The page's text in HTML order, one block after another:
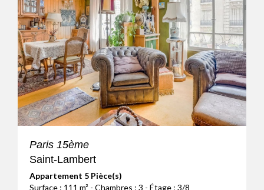
Paris 15ème
Saint-Lambert
Appartement 5 Pièce(s)
Surface : 111 m² - Chambres : 3 - Étage : 3/8